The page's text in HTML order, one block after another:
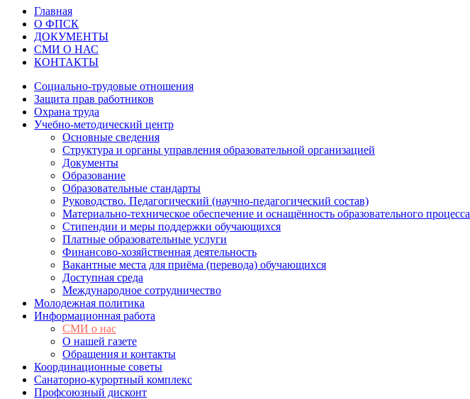
Главная
О ФПСК
ДОКУМЕНТЫ
СМИ О НАС
КОНТАКТЫ
Социально-трудовые отношения
Защита прав работников
Охрана труда
Учебно-методический центр
Основные сведения
Структура и органы управления образовательной организацией
Документы
Образование
Образовательные стандарты
Руководство. Педагогический (научно-педагогический состав)
Материально-техническое обеспечение и оснащённость образовательного процесса
Стипендии и меры поддержки обучающихся
Платные образовательные услуги
Финансово-хозяйственная деятельность
Вакантные места для приёма (перевода) обучающихся
Доступная среда
Международное сотрудничество
Молодежная политика
Информационная работа
СМИ о нас
О нашей газете
Обращения и контакты
Координационные советы
Санаторно-курортный комплекс
Профсоюзный дисконт